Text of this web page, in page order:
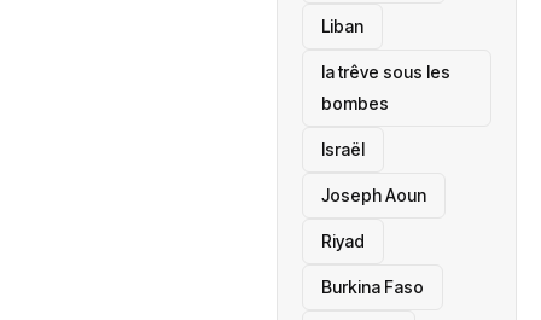
‎Liban
la trêve sous les
bombes
Israël
Joseph Aoun
Riyad
Burkina Faso